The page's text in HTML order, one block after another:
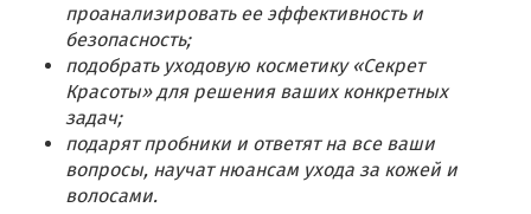
проанализировать ее эффективность и
безопасность;
подобрать уходовую косметику «Секрет
Красоты» для решения ваших конкретных
задач;
подарят пробники и ответят на все ваши
вопросы, научат нюансам ухода за кожей и
волосами.